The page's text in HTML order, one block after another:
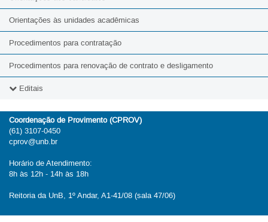
Orientações às unidades acadêmicas
Procedimentos para contratação
Procedimentos para renovação de contrato e desligamento
Editais
2026
2025
2023
Coordenação de Provimento (CPROV)
(61) 3107-0450
cprov@unb.br
Horário de Atendimento:
8h às 12h - 14h às 18h
Reitoria da UnB, 1º Andar, A1-41/08 (sala 47/06)